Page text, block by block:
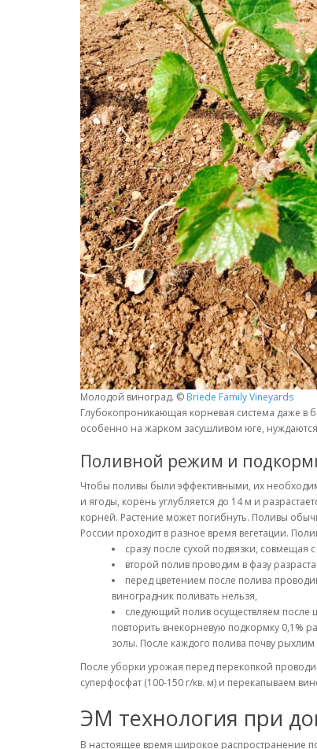
Молодой виноград. © Briede Family Vineyards
Глубокопроникающая корневая система даже в
особенно на жарком засушливом юге, нуждаются
Поливной режим и
Чтобы поливы были эффективными, их
и ягоды, корень углубляется до 14 м и
корней. Растение может погибнуть. Поливы
России проходит в разное время вегетации.
сразу после сухой подвязки, совмещая
второй полив проводим в фазу
перед цветением после полива
виноградник поливать нельзя,
следующий полив осуществляем после
повторить внекорневую подкормку 0,1%
золы. После каждого полива почву
После уборки урожая перед перекопкой
суперфосфат (100-150 г/кв. м) и перекапываем
ЭМ технология при
В настоящее время широкое распространение